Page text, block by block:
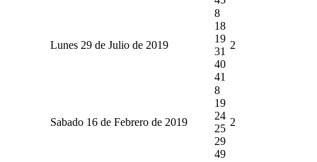
Lunes 29 de Julio de 2019
8
18
19
31
40
41
2
Sabado 16 de Febrero de 2019
8
19
24
25
29
49
2